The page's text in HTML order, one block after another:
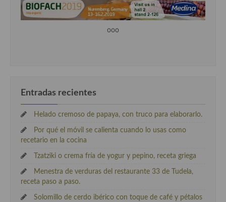
ooo
Entradas recientes
Helado cremoso de papaya, con truco para elaborarlo.
Por qué el móvil se calienta cuando lo usas como
recetario en la cocina
Tzatziki o crema fría de yogur y pepino, receta griega
Menestra de verduras del restaurante 33 de Tudela,
receta paso a paso.
Solomillo de cerdo ibérico con toque de café y pétalos